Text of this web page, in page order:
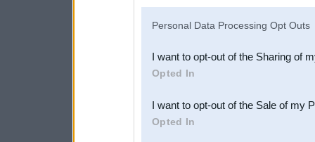
Downstream Participants
third parties.
Personal Data Processing Opt Outs
I want to opt-out of the Sharing of
Opted In
I want to opt-out of the Sale of my
Opted In